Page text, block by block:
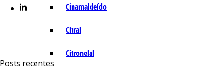
Cinamaldeído
Citral
Citronelal
Posts recentes